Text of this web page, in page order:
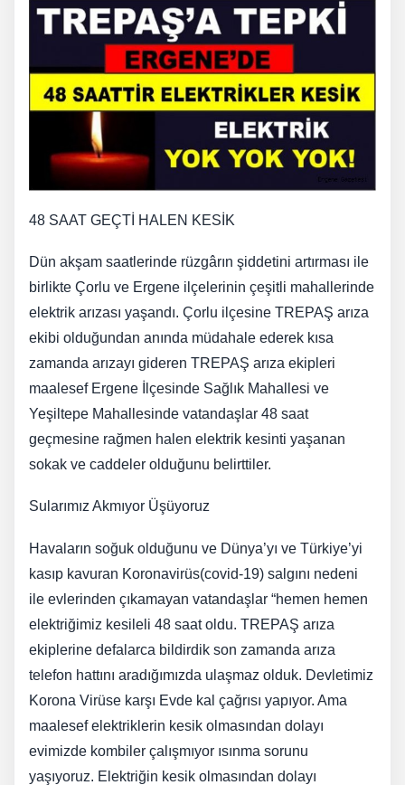
48 SAAT GEÇTİ HALEN KESİK
Dün akşam saatlerinde rüzgârın şiddetini artırması ile
birlikte Çorlu ve Ergene ilçelerinin çeşitli mahallerinde
elektrik arızası yaşandı. Çorlu ilçesine TREPAŞ arıza
ekibi olduğundan anında müdahale ederek kısa
zamanda arızayı gideren TREPAŞ arıza ekipleri
maalesef Ergene İlçesinde Sağlık Mahallesi ve
Yeşiltepe Mahallesinde vatandaşlar 48 saat
geçmesine rağmen halen elektrik kesinti yaşanan
sokak ve caddeler olduğunu belirttiler.
Sularımız Akmıyor Üşüyoruz
Havaların soğuk olduğunu ve Dünya’yı ve Türkiye’yi
kasıp kavuran Koronavirüs(covid-19) salgını nedeni
ile evlerinden çıkamayan vatandaşlar “hemen hemen
elektriğimiz kesileli 48 saat oldu. TREPAŞ arıza
ekiplerine defalarca bildirdik son zamanda arıza
telefon hattını aradığımızda ulaşmaz olduk. Devletimiz
Korona Virüse karşı Evde kal çağrısı yapıyor. Ama
maalesef elektriklerin kesik olmasından dolayı
evimizde kombiler çalışmıyor ısınma sorunu
yaşıyoruz. Elektriğin kesik olmasından dolayı